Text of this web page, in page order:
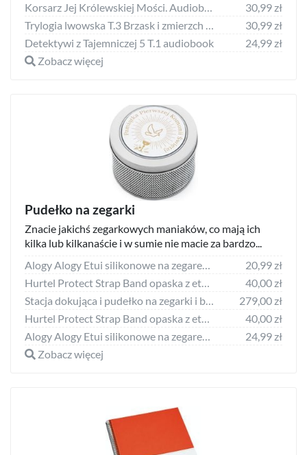
Korsarz Jej Królewskiej Mości. Audiobook
30,99 zł
Trylogia lwowska T.3 Brzask i zmierzch audiobook
30,99 zł
Detektywi z Tajemniczej 5 T.1 audiobook
24,99 zł
Zobacz więcej
Pudełko na zegarki
Znacie jakichś zegarkowych maniaków, co mają ich
kilka lub kilkanaście i w sumie nie macie za bardzo...
Alogy Alogy Etui silikonowe na zegarek z folią ochronną do Huawei Watch GT 2 Pro uniwersalny
20,99 zł
Hurtel Protect Strap Band opaska z etui do Watch 7 / 6 / 5 / 4 / 3 / 2 / SE (41 / 40 / 38mm) obudowa pancerny pokrowiec na zegarek czarny
40,00 zł
Stacja dokująca i pudełko na zegarki i biżuterię duże Stackers czarne
279,00 zł
Hurtel Protect Strap Band opaska z etui do Watch 7 / 6 / 5 / 4 / 3 / 2 / SE (45 / 44 / 42mm) obudowa pancerny pokrowiec na zegarek szary
40,00 zł
Alogy Alogy Etui silikonowe na zegarek z folią ochronną do Huawei Watch GT 2 Pro uniwersalny
24,99 zł
Zobacz więcej